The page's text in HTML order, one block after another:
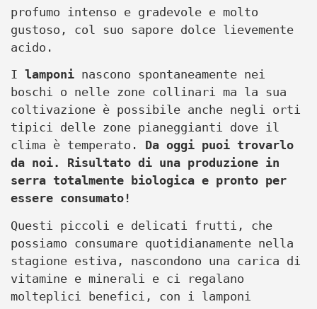
profumo intenso e gradevole e molto
gustoso, col suo sapore dolce lievemente
acido.
I lamponi nascono spontaneamente nei
boschi o nelle zone collinari ma la sua
coltivazione è possibile anche negli orti
tipici delle zone pianeggianti dove il
clima è temperato. Da oggi puoi trovarlo
da noi. Risultato di una produzione in
serra totalmente biologica e pronto per
essere consumato!
Questi piccoli e delicati frutti, che
possiamo consumare quotidianamente nella
stagione estiva, nascondono una carica di
vitamine e minerali e ci regalano
molteplici benefici, con i lamponi